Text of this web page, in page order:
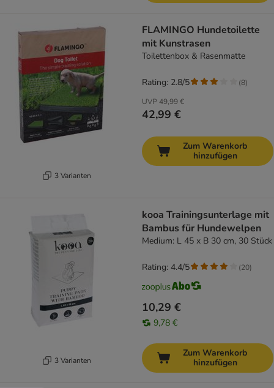
3 Varianten
FLAMINGO Hundetoilette
mit Kunstrasen
Toilettenbox & Rasenmatte
UVP 49,99 €
42,99 €
Rating: 2.8/5 (8)
Zum Warenkorb
hinzufügen
3 Varianten
kooa Trainingsunterlage mit
Bambus für Hundewelpen
Medium: L 45 x B 30 cm, 30 Stück
10,29 €
9,78 €
Rating: 4.4/5 (20)
Zum Warenkorb
hinzufügen